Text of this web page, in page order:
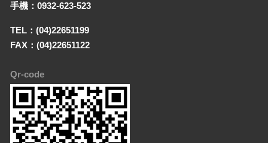
手機：0932-623-523
TEL：(04)22651199
FAX：(04)22651122
Qr-code